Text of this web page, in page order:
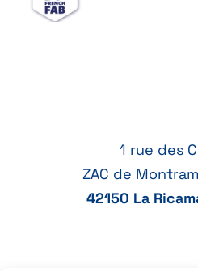
1 rue des
ZAC de
42150 La